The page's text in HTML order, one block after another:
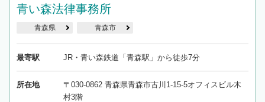
青い森法律事務所
青森県 青森市
最寄駅 JR・青い森鉄道「青森駅」から徒歩7分
所在地
〒030-0862 青森県青森市古川1-15-5オフィスビル木
村3階